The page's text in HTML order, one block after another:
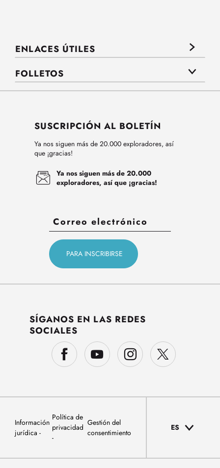
ENLACES ÚTILES
FOLLETOS
SUSCRIPCIÓN AL BOLETÍN
Ya nos siguen más de 20.000 exploradores, así
que ¡gracias!
Ya nos siguen más de 20.000
exploradores, así que ¡gracias!
SÍGANOS EN LAS REDES
SOCIALES
Información
jurídica
Política de
privacidad
Gestión del
consentimiento
ES